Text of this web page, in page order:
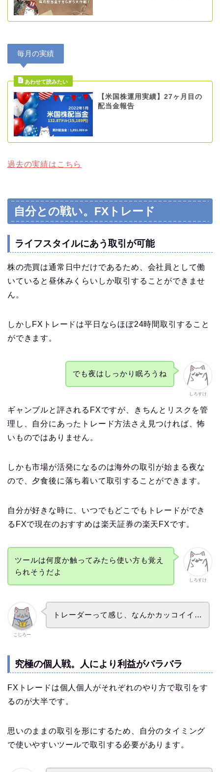
毎月の実績
【米国株運用実績】27ヶ月目の
配当金報告
過去の実績はこちら
自分との戦い。FXトレード
ライフスタイルにあう取引が可能
株の売買は通常日中だけであるため、会社員として働
いていると昼休みくらいしか取引することができませ
ん。
しかしFXトレードは平日ならほぼ24時間取引すること
ができます。
しろすけ
でも夜はしっかり眠ろうね
ギャンブルと評されるFXですが、きちんとリスクを管
理し、自分にあったトレード方法さえ見つければ、怖
いものではありません。
しかも市場が活発になるのは海外の取引が始まる夜な
ので、夕食後に落ち着いて取引することができます。
自分が好きな時に、いつでもどこでもトレードができ
るFXで現在のおすすめは楽天証券の楽天FXです。
しろすけ
ツールは何度か触ってみたら使い方も覚え
られそうだよ
こじろー
トレーダーって感じ、なんかカッコイイ…
究極の個人戦。人により利益がバラバラ
FXトレードは個人個人がそれぞれのやり方で取引をす
るのが大半です。
思いのままの取引を形にするため、自分のタイミング
で使いやすいツールで取引する必要があります。